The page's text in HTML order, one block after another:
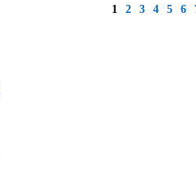
1 2 3 4 5 6